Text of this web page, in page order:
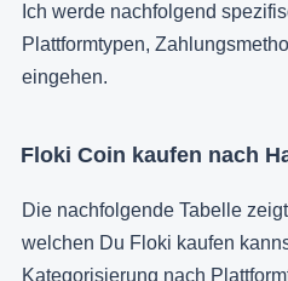
Ich werde nachfolgend
Plattformtypen,
eingehen.
Floki Coin kaufen nach
Die nachfolgende Tabelle
welchen Du Floki kaufen
Kategorisierung nach